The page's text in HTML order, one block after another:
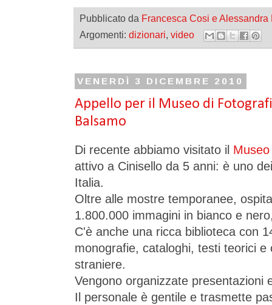
Pubblicato da Francesca Cosi e Alessandra
Argomenti: dizionari, video
VENERDÌ 3 DICEMBRE 2010
Appello per il Museo di
Balsamo
Di recente abbiamo visitato il
attivo a Cinisello da 5 anni: è uno
Italia.
Oltre alle mostre temporanee,
1.800.000 immagini in bianco e
C'è anche una ricca biblioteca con
monografie, cataloghi, testi teorici e
straniere.
Vengono organizzate presentazioni
Il personale è gentile e trasmette